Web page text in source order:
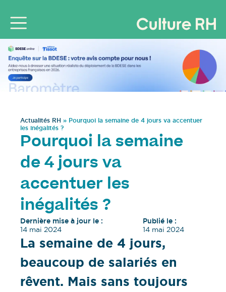
Actualités RH » Pourquoi la semaine de 4 jours va accentuer
les inégalités ?
Pourquoi la semaine
de 4 jours va
accentuer les
inégalités ?
Dernière mise à jour le :
14 mai 2024
Publié le :
14 mai 2024
La semaine de 4 jours,
beaucoup de salariés en
rêvent. Mais sans toujours